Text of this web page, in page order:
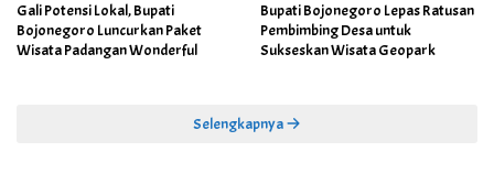
Gali Potensi Lokal, Bupati
Bojonegoro Luncurkan Paket
Wisata Padangan Wonderful
Bupati Bojonegoro Lepas Ratusan
Pembimbing Desa untuk
Sukseskan Wisata Geopark
Selengkapnya